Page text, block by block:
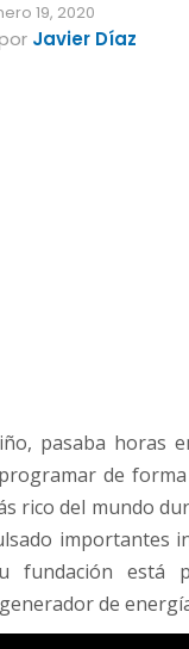
19, 2020
Javier Díaz
pasaba horas
de
rico del mundo
importantes
fundación está
de